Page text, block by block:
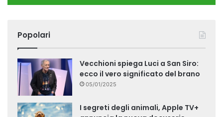
Popolari
Vecchioni spiega Luci a San Siro:
ecco il vero significato del brano
05/01/2025
I segreti degli animali, Apple TV+